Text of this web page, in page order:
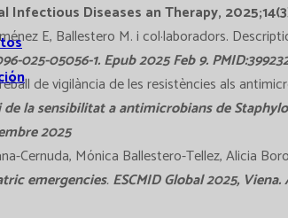
Infectious Diseases an Therapy,
E, Ballestero M. i col·laboradors.
025-05056-1. Epub 2025 Feb 9.
de vigilància de les resistències als
la sensibilitat a antimicrobians de
2025
Cernuda, Mónica Ballestero-Tellez, Alicia
emergencies.ESCMID Global 2025,